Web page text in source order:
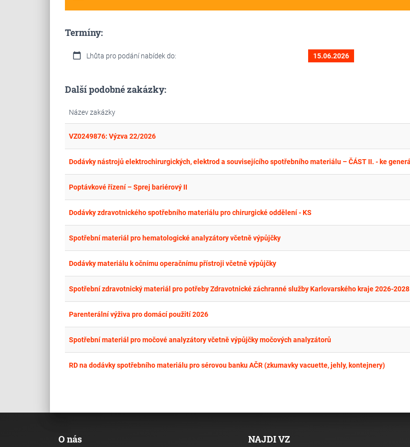
Termíny:
calendar_today Lhůta pro podání nabídek do: 15.06.2026
Další podobné zakázky:
Název zakázky
VZ0249876: Výzva 22/2026
Poptávkové řízení – Sprej bariérový II
Dodávky zdravotnického spotřebního materiálu pro chirurgické oddělení - KS
Spotřební materiál pro hematologické analyzátory včetně výpůjčky
Dodávky materiálu k očnímu operačnímu přístroji včetně výpůjčky
Spotřební zdravotnický materiál pro potřeby Zdravotnické záchranné služby Karlovarského kraje 2026-2028
Parenterální výživa pro domácí použití 2026
Spotřební materiál pro močové analyzátory včetně výpůjčky močových analyzátorů
RD na dodávky spotřebního materiálu pro sérovou banku AČR (zkumavky vacuette, jehly, kontejnery)
O nás NAJDI VZ